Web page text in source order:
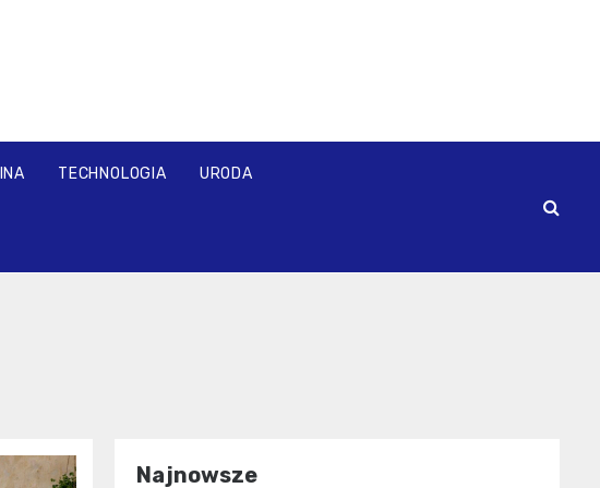
TECHNOLOGIA URODA
Najnowsze